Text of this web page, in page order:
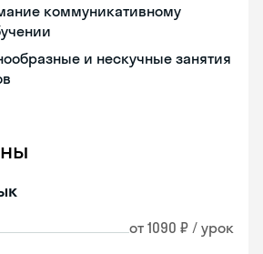
коммуникативному
и нескучные занятия
от 1090 ₽ / урок